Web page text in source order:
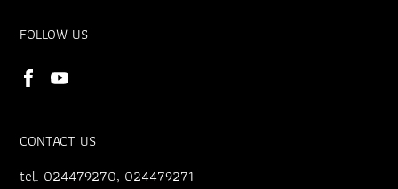
FOLLOW US
CONTACT US
tel. 024479270, 024479271